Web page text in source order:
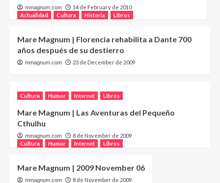
mmagnum.com
14 de February de 2010
Actualidad
Cultura Historia Libros
Mare Magnum | Florencia rehabilita a Dante 700
años después de su destierro
mmagnum.com 23 de December de 2009
Cultura Humor Internet Libros
Mare Magnum | Las Aventuras del Pequeño
Cthulhu
mmagnum.com
8 de November de 2009
Cultura
Humor Internet Libros
Mare Magnum | 2009 November 06
mmagnum.com
8 de November de 2009